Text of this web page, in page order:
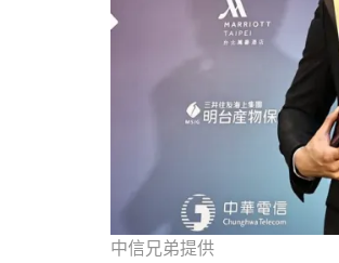
中信兄弟提供